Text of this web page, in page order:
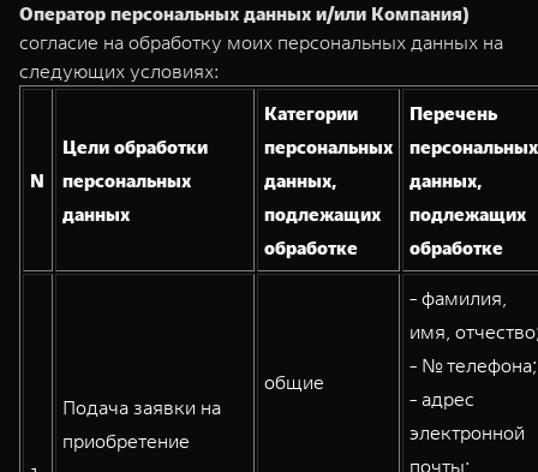
TANK 500
Веди за собой
TANK 700
Сила признания
от 10 199 000 ₽
Эстетика нового времени
от 5 699 000 ₽
Корпоративным клиентам
TANK ФИНАНСЫ
TANK Кредит
TANK Лизинг
Специальные предложения
Моторные масла
ЦИФРОВЫЕ СЕРВИСЫ TANK
Цифровые сервисы TANK
Оператор персональных данных и/или Компания)
согласие на обработку моих персональных данных на
следующих условиях:
N
Цели обработки
персональных
данных
Категории
персональных
данных,
подлежащих
обработке
Перечень
персональных
данных,
подлежащих
обработке
Подача заявки на
приобретение
общие
- фамилия,
имя,
- № телефона;
- адрес
электронной
почты;